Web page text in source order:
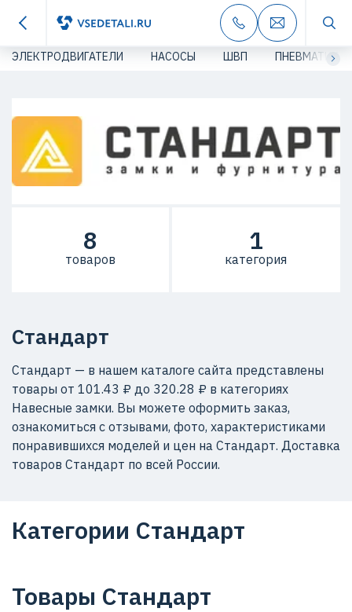
ЭЛЕКТРОДВИГАТЕЛИ НАСОСЫ ШВП ПНЕВМАТИКА
Стандарт
Стандарт — в нашем каталоге сайта представлены
товары от 101.43 ₽ до 320.28 ₽ в категориях
Навесные замки. Вы можете оформить заказ,
ознакомиться с отзывами, фото, характеристиками
понравившихся моделей и цен на Стандарт. Доставка
товаров Стандарт по всей России.
8
товаров
1
категория
Категории Стандарт
Товары Стандарт